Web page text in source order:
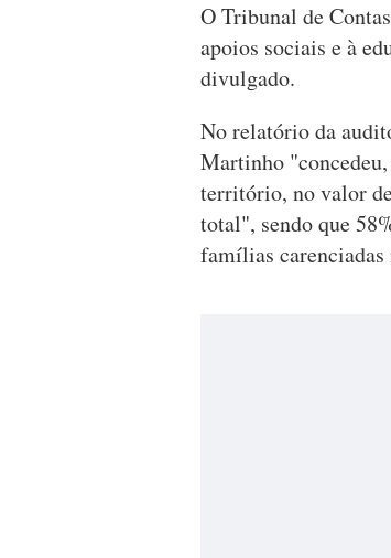
O Tribunal de
apoios sociais e à
divulgado.
No relatório da
Martinho
território, no valor
total", sendo que
famílias carenciadas